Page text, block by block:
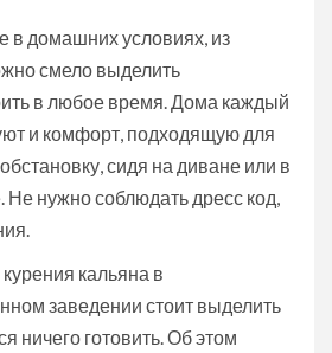
в домашних условиях, из
смело выделить
в любое время. Дома каждый
и комфорт, подходящую для
сидя на диване или в
нужно соблюдать дресс код,
кальяна в
заведении стоит выделить
ничего готовить. Об этом